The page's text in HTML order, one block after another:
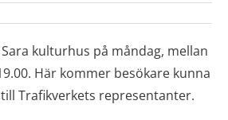
kulturhus på måndag, mellan
Här kommer besökare kunna
Trafikverkets representanter.